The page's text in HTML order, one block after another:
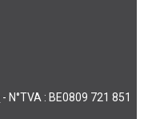
- N°TVA : BE0809 721 851